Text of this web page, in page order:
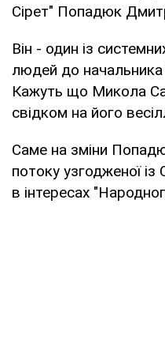
Сірет" Попадюк
Він - один із
людей до начальника
Кажуть що Микола
свідком на його
Саме на зміни
потоку узгодженої
в інтересах